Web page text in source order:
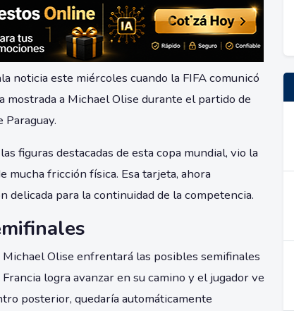
noticia este miércoles cuando la FIFA comunicó
a Michael Olise durante el partido de
figuras destacadas de esta copa mundial, vio la
fricción física. Esa tarjeta, ahora
delicada para la continuidad de la competencia.
Olise enfrentará las posibles semifinales
logra avanzar en su camino y el jugador ve
posterior, quedaría automáticamente